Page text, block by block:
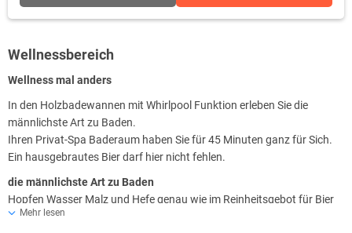
Wunsch können Sie die Minibar, selbstverständlich gefüllt nach
Wellnessbereich
Wellness mal anders
In den Holzbadewannen mit Whirlpool Funktion erleben Sie die
männlichste Art zu Baden.
Ihren Privat-Spa Baderaum haben Sie für 45 Minuten ganz für Sich.
Ein hausgebrautes Bier darf hier nicht fehlen.
die männlichste Art zu Baden
Hopfen Wasser Malz und Hefe genau wie im Reinheitsgebot für Bier
die Zutaten der Bier-Bäder.
Mehr lesen